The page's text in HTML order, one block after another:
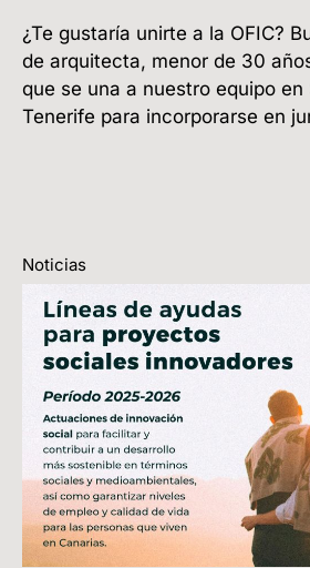
¿Te gustaría unirte a la OFIC?
de arquitecta, menor de 30
que se una a nuestro equipo en
Tenerife para incorporarse en
Noticias